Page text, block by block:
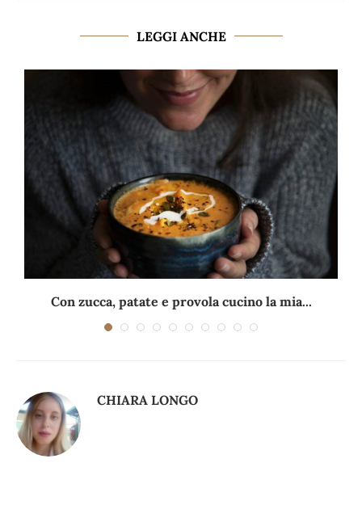
LEGGI ANCHE
Con zucca, patate e provola cucino la mia...
CHIARA LONGO